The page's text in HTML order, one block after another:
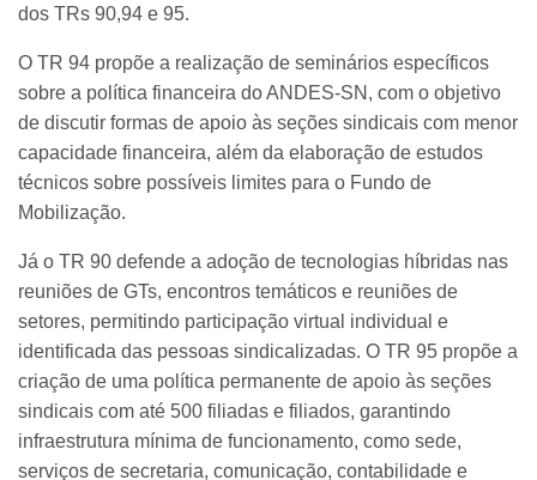
dos TRs 90,94 e 95.
O TR 94 propõe a realização de seminários específicos
sobre a política financeira do ANDES-SN, com o objetivo
de discutir formas de apoio às seções sindicais com menor
capacidade financeira, além da elaboração de estudos
técnicos sobre possíveis limites para o Fundo de
Mobilização.
Já o TR 90 defende a adoção de tecnologias híbridas nas
reuniões de GTs, encontros temáticos e reuniões de
setores, permitindo participação virtual individual e
identificada das pessoas sindicalizadas. O TR 95 propõe a
criação de uma política permanente de apoio às seções
sindicais com até 500 filiadas e filiados, garantindo
infraestrutura mínima de funcionamento, como sede,
serviços de secretaria, comunicação, contabilidade e